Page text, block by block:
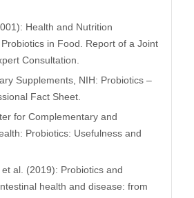
Health and Nutrition
in Food. Report of a Joint
Consultation.
Supplements, NIH: Probiotics –
Fact Sheet.
for Complementary and
Probiotics: Usefulness and
al. (2019): Probiotics and
health and disease: from